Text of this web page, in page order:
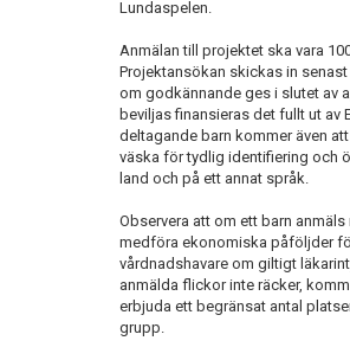
Lundaspelen.
Anmälan till projektet ska vara
Projektansökan skickas in
om godkännande ges i slutet av
beviljas finansieras det fullt ut av
deltagande barn kommer även
väska för tydlig identifiering och
land och på ett annat språk.
Observera att om ett barn
medföra ekonomiska påföljder
vårdnadshavare om giltigt
anmälda flickor inte räcker,
erbjuda ett begränsat antal
grupp.